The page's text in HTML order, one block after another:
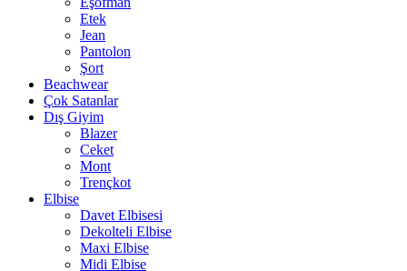
Etek
Jean
Pantolon
Şort
Beachwear
Çok Satanlar
Dış Giyim
Blazer
Ceket
Mont
Trençkot
Elbise
Davet Elbisesi
Dekolteli Elbise
Maxi Elbise
Midi Elbise